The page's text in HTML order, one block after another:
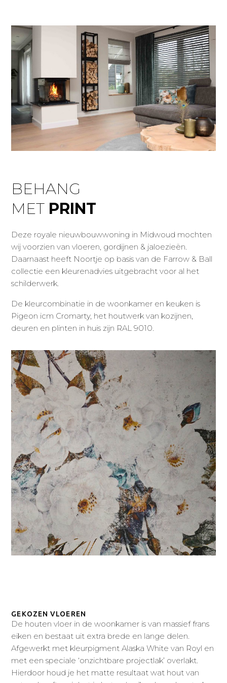
BEHANG
MET PRINT
Deze royale nieuwbouwwoning in Midwoud mochten
wij voorzien van vloeren, gordijnen & jaloezieën.
Daarnaast heeft Noortje op basis van de Farrow & Ball
collectie een kleurenadvies uitgebracht voor al het
schilderwerk.
De kleurcombinatie in de woonkamer en keuken is
Pigeon icm Cromarty, het houtwerk van kozijnen,
deuren en plinten in huis zijn RAL 9010.
GEKOZEN VLOEREN
De houten vloer in de woonkamer is van massief frans
eiken en bestaat uit extra brede en lange delen.
Afgewerkt met kleurpigment Alaska White van Royl en
met een speciale ‘onzichtbare projectlak’ overlakt.
Hierdoor houd je het matte resultaat wat hout van